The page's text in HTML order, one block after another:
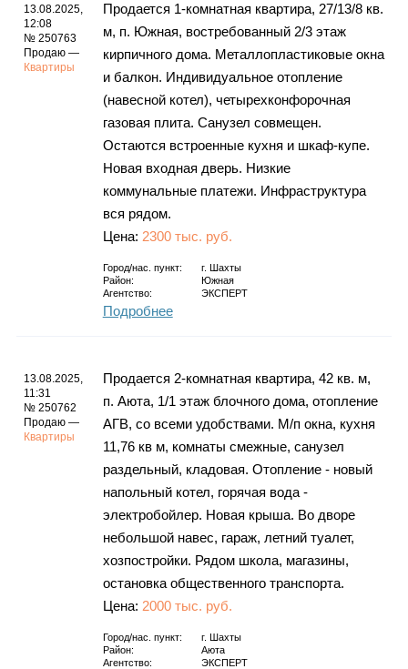
13.08.2025,
12:08
№ 250763
Продаю —
Квартиры
Продается 1-комнатная квартира, 27/13/8 кв.
м, п. Южная, востребованный 2/3 этаж
кирпичного дома. Металлопластиковые окна
и балкон. Индивидуальное отопление
(навесной котел), четырехконфорочная
газовая плита. Санузел совмещен.
Остаются встроенные кухня и шкаф-купе.
Новая входная дверь. Низкие
коммунальные платежи. Инфраструктура
вся рядом.
Цена: 2300 тыс. руб.
Город/нас. пункт: г.
Шахты
Район:
Южная
Агентство:
ЭКСПЕРТ
Подробнее
13.08.2025,
11:31
№ 250762
Продаю —
Квартиры
Продается 2-комнатная квартира, 42 кв. м,
п. Аюта, 1/1 этаж блочного дома, отопление
АГВ, со всеми удобствами. М/п окна, кухня
11,76 кв м, комнаты смежные, санузел
раздельный, кладовая. Отопление - новый
напольный котел, горячая вода -
электробойлер. Новая крыша. Во дворе
небольшой навес, гараж, летний туалет,
хозпостройки. Рядом школа, магазины,
остановка общественного транспорта.
Цена: 2000 тыс. руб.
Город/нас. пункт: г.
Шахты
Район:
Аюта
Агентство:
ЭКСПЕРТ